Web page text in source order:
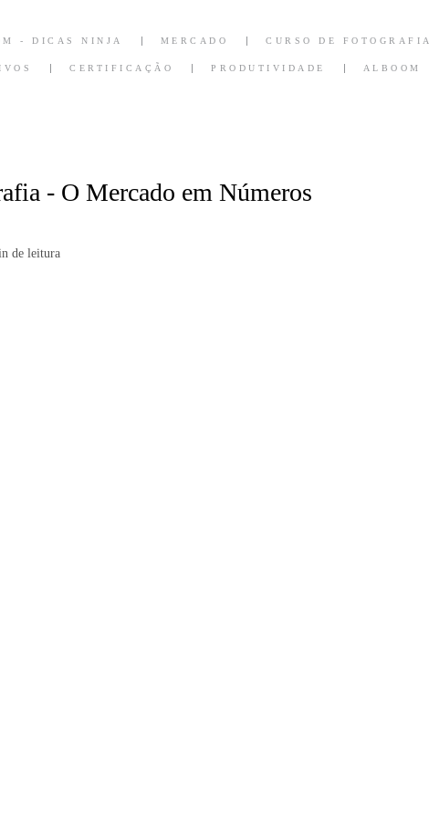
- DICAS NINJA MERCADO CURSO DE FOTOGRAFIA
CERTIFICAÇÃO PRODUTIVIDADE ALBOOM
- O Mercado em Números
de leitura